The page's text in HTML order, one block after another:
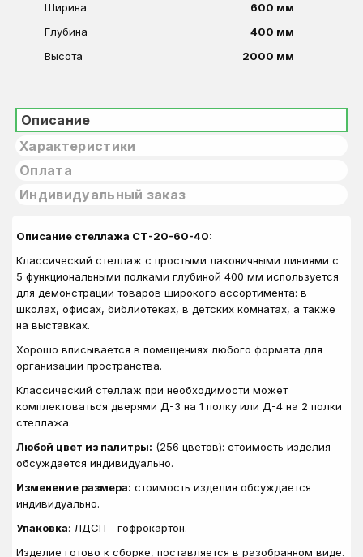
Ширина
600 мм
Глубина
400 мм
Высота
2000 мм
Описание
Характеристики
Оплата
Индивидуальный заказ
Описание стеллажа СТ-20-60-40:
Классический стеллаж с простыми лаконичными линиями с
5 функциональными полками глубиной 400 мм используется
для демонстрации товаров широкого ассортимента: в
школах, офисах, библиотеках, в детских комнатах, а также
на выставках.
Хорошо вписывается в помещениях любого формата для
организации пространства.
Классический стеллаж при необходимости может
комплектоваться дверями Д-3 на 1 полку или Д-4 на 2 полки
стеллажа.
Любой цвет из палитры: (256 цветов): стоимость изделия
обсуждается индивидуально.
Изменение размера: стоимость изделия обсуждается
индивидуально.
Упаковка: ЛДСП - гофрокартон.
Изделие готово к сборке, поставляется в разобранном виде.